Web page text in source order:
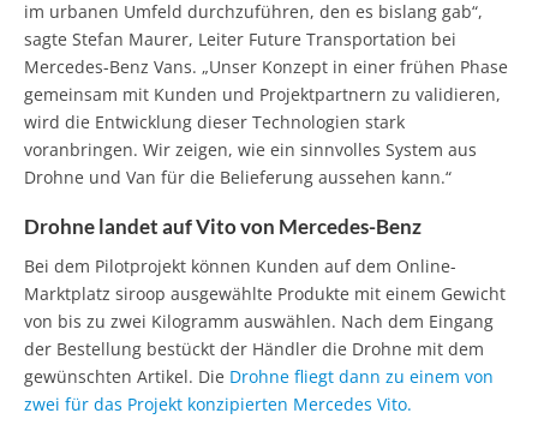
im urbanen Umfeld durchzuführen, den es bislang gab“,
sagte Stefan Maurer, Leiter Future Transportation bei
Mercedes-Benz Vans. „Unser Konzept in einer frühen Phase
gemeinsam mit Kunden und Projektpartnern zu validieren,
wird die Entwicklung dieser Technologien stark
voranbringen. Wir zeigen, wie ein sinnvolles System aus
Drohne und Van für die Belieferung aussehen kann.“
Drohne landet auf Vito von Mercedes-Benz
Bei dem Pilotprojekt können Kunden auf dem Online-
Marktplatz siroop ausgewählte Produkte mit einem Gewicht
von bis zu zwei Kilogramm auswählen. Nach dem Eingang
der Bestellung bestückt der Händler die Drohne mit dem
gewünschten Artikel. Die Drohne fliegt dann zu einem von
zwei für das Projekt konzipierten Mercedes Vito.